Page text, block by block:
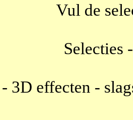
Vul de
Selecties
3D effecten -